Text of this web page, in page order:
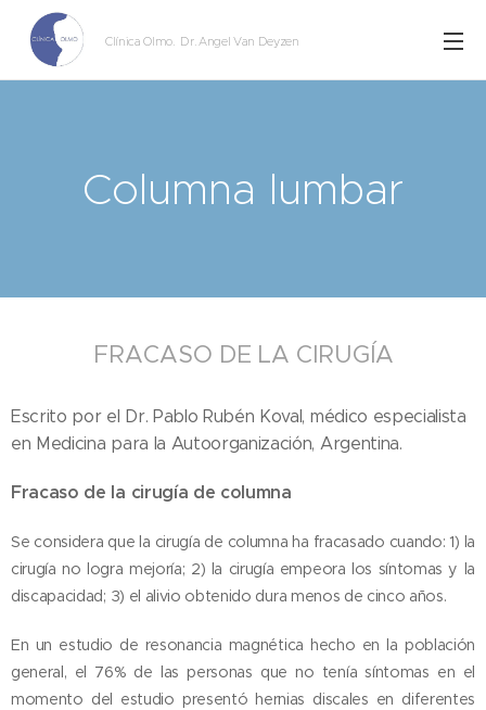
Clínica Olmo. Dr. Angel Van Deyzen
Columna lumbar
FRACASO DE LA CIRUGÍA
Escrito por el Dr. Pablo Rubén Koval, médico especialista
en Medicina para la Autoorganización, Argentina.
Fracaso de la cirugía de columna
Se considera que la cirugía de columna ha fracasado cuando: 1) la
cirugía no logra mejoría; 2) la cirugía empeora los síntomas y la
discapacidad; 3) el alivio obtenido dura menos de cinco años.
En un estudio de resonancia magnética hecho en la población
general, el 76% de las personas que no tenía síntomas en el
momento del estudio presentó hernias discales en diferentes